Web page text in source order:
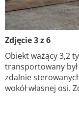
Zdjęcie 3 z 6
Obiekt ważący 3,2
transportowany
zdalnie
wokół własnej osi.